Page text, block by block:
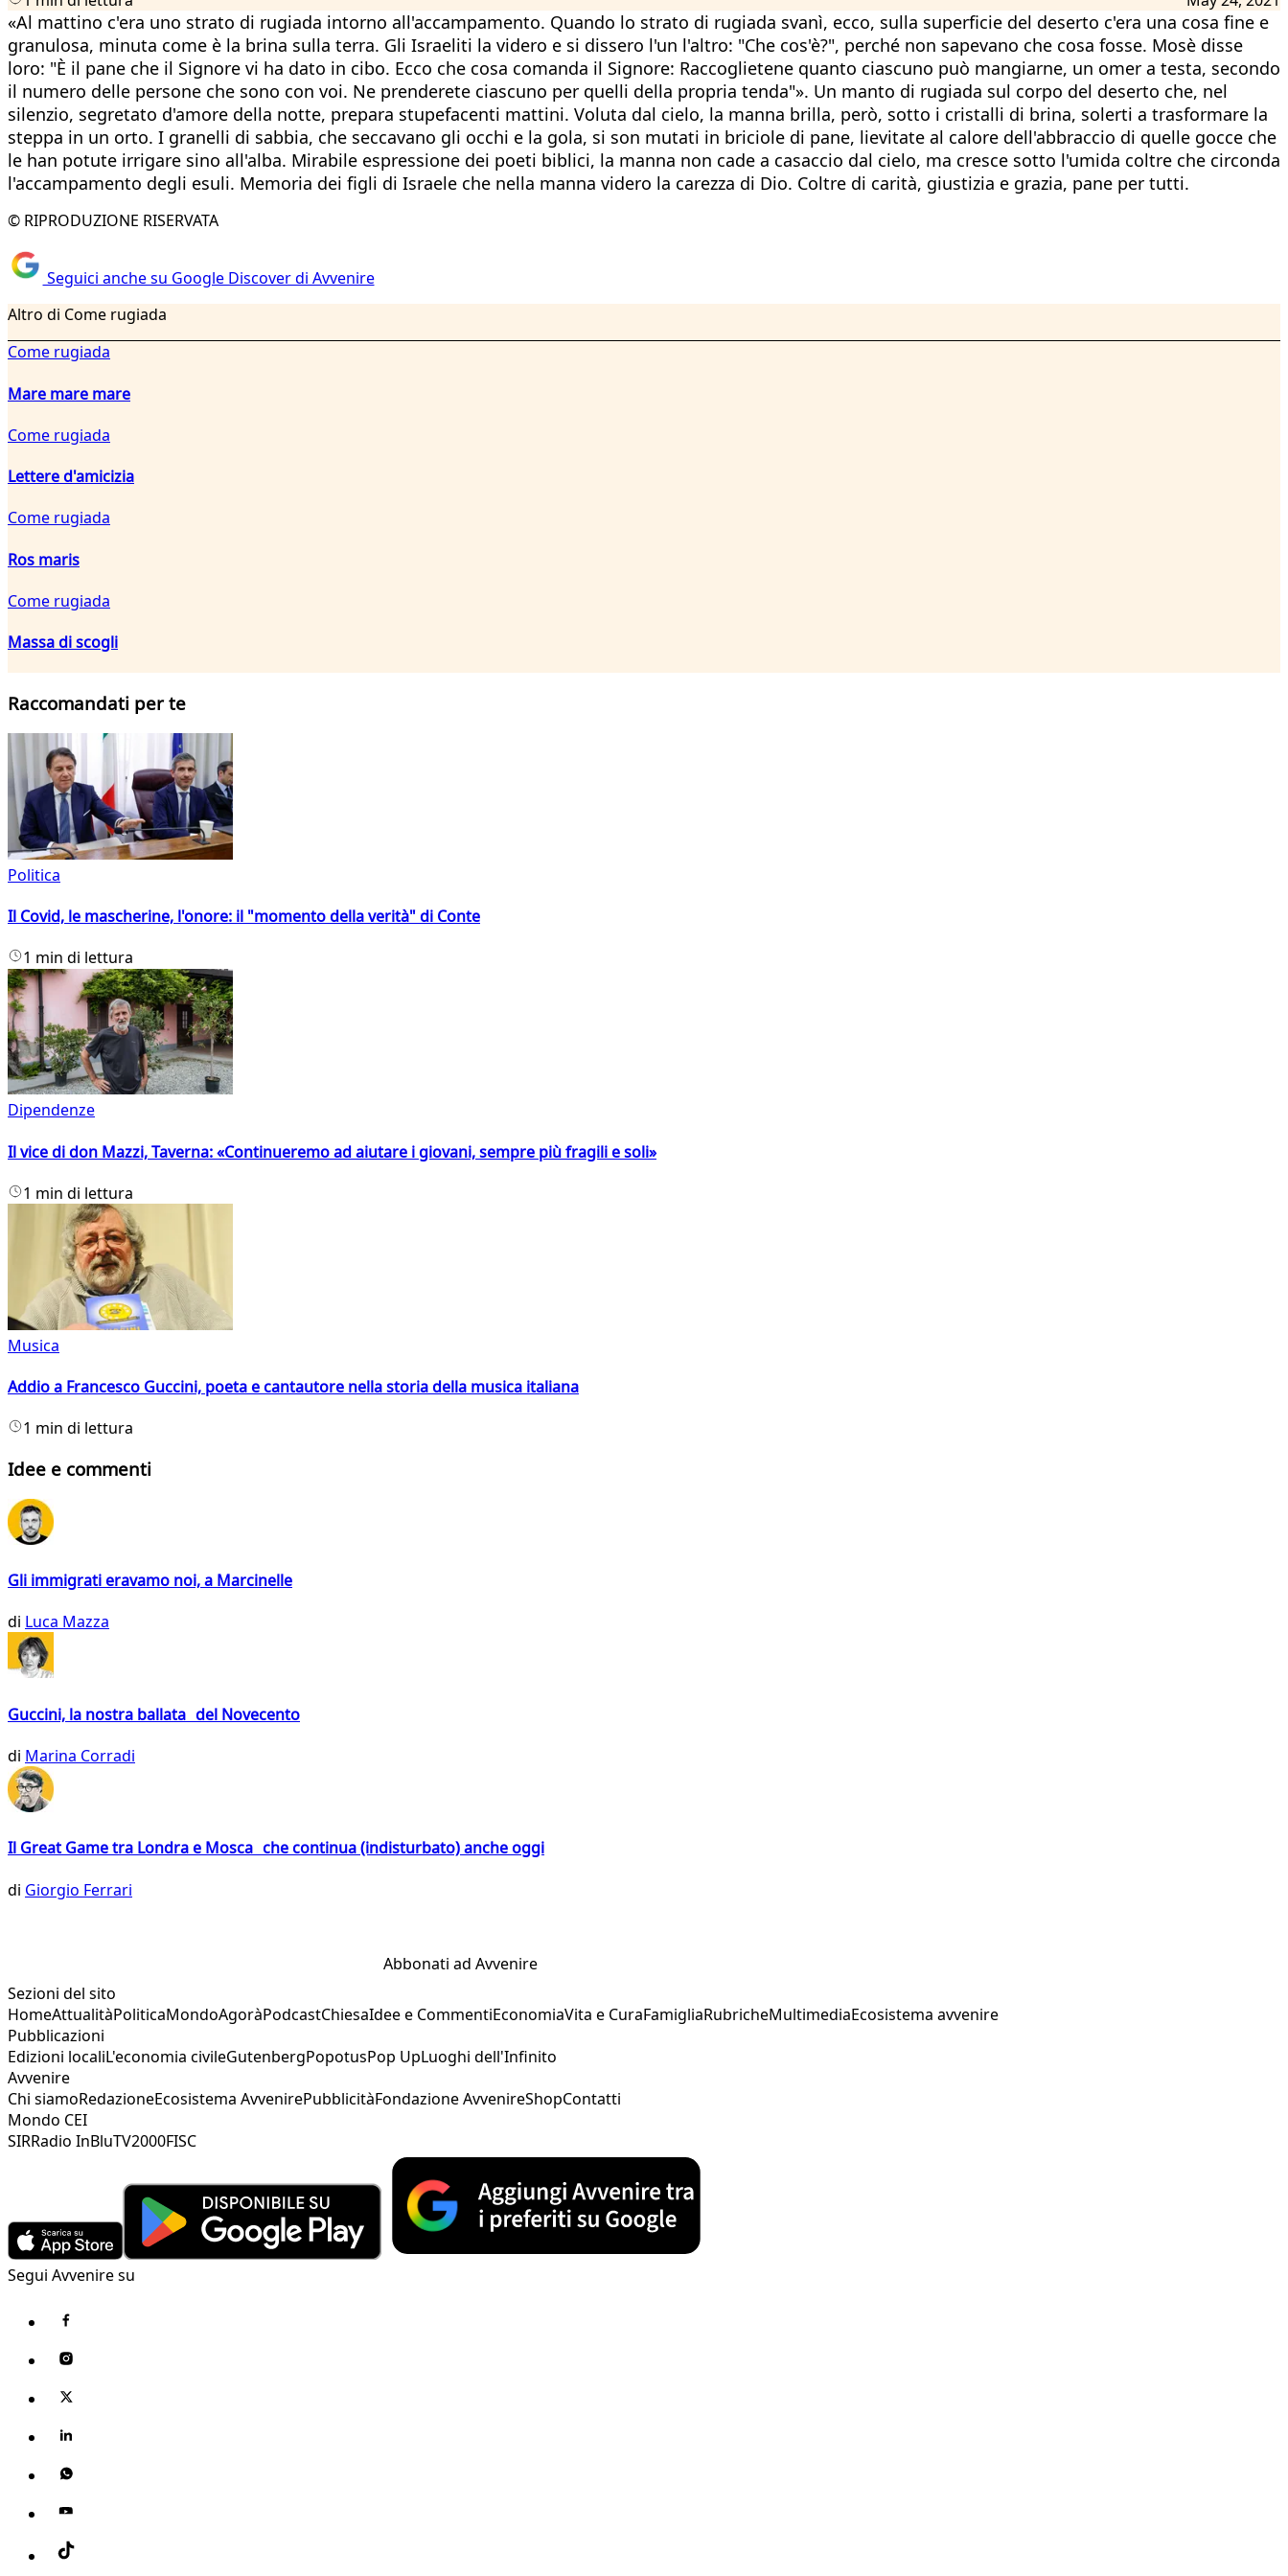
«Al mattino c'era uno strato di rugiada intorno all'accampamento. Quando lo strato di rugiada svanì, ecco, sulla superficie del deserto c'era una cosa fine e
granulosa, minuta come è la brina sulla terra. Gli Israeliti la videro e si dissero l'un l'altro: "Che cos'è?", perché non sapevano che cosa fosse. Mosè disse
loro: "È il pane che il Signore vi ha dato in cibo. Ecco che cosa comanda il Signore: Raccoglietene quanto ciascuno può mangiarne, un omer a testa, secondo
il numero delle persone che sono con voi. Ne prenderete ciascuno per quelli della propria tenda"». Un manto di rugiada sul corpo del deserto che, nel
silenzio, segretato d'amore della notte, prepara stupefacenti mattini. Voluta dal cielo, la manna brilla, però, sotto i cristalli di brina, solerti a trasformare la
steppa in un orto. I granelli di sabbia, che seccavano gli occhi e la gola, si son mutati in briciole di pane, lievitate al calore dell'abbraccio di quelle gocce che
le han potute irrigare sino all'alba. Mirabile espressione dei poeti biblici, la manna non cade a casaccio dal cielo, ma cresce sotto l'umida coltre che circonda
l'accampamento degli esuli. Memoria dei figli di Israele che nella manna videro la carezza di Dio. Coltre di carità, giustizia e grazia, pane per tutti.
© RIPRODUZIONE RISERVATA
Seguici anche su Google Discover di Avvenire
Altro di Come rugiada
Come rugiada
Mare mare mare
Come rugiada
Lettere d'amicizia
Come rugiada
Ros maris
Come rugiada
Massa di scogli
Raccomandati per te
Politica
Il Covid, le mascherine, l'onore: il "momento della verità" di Conte
1 min di lettura
Dipendenze
Il vice di don Mazzi, Taverna: «Continueremo ad aiutare i giovani, sempre più fragili e soli»
1 min di lettura
Musica
Addio a Francesco Guccini, poeta e cantautore nella storia della musica italiana
1 min di lettura
Idee e commenti
Gli immigrati eravamo noi, a Marcinelle
di Luca Mazza
Guccini, la nostra ballata del Novecento
di Marina Corradi
Il Great Game tra Londra e Mosca che continua (indisturbato) anche oggi
di Giorgio Ferrari
Abbonati ad Avvenire
Sezioni del sito
HomeAttualitàPoliticaMondoAgoràPodcastChiesaIdee e CommentiEconomiaVita e CuraFamigliaRubricheMultimediaEcosistema avvenire
Pubblicazioni
Edizioni localiL'economia civileGutenbergPopotusPop UpLuoghi dell'Infinito
Avvenire
Chi siamoRedazioneEcosistema AvvenirePubblicitàFondazione AvvenireShopContatti
Mondo CEI
SIRRadio InBluTV2000FISC
Segui Avvenire su